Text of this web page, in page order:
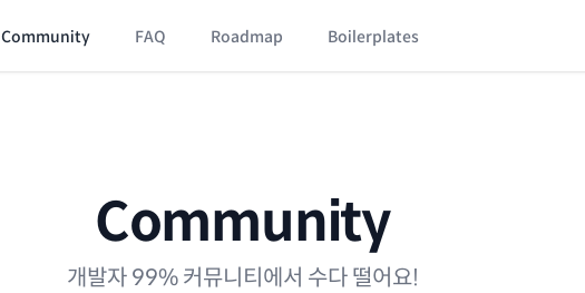
Community FAQ Roadmap Boilerplates
Community
개발자 99% 커뮤니티에서 수다 떨어요!